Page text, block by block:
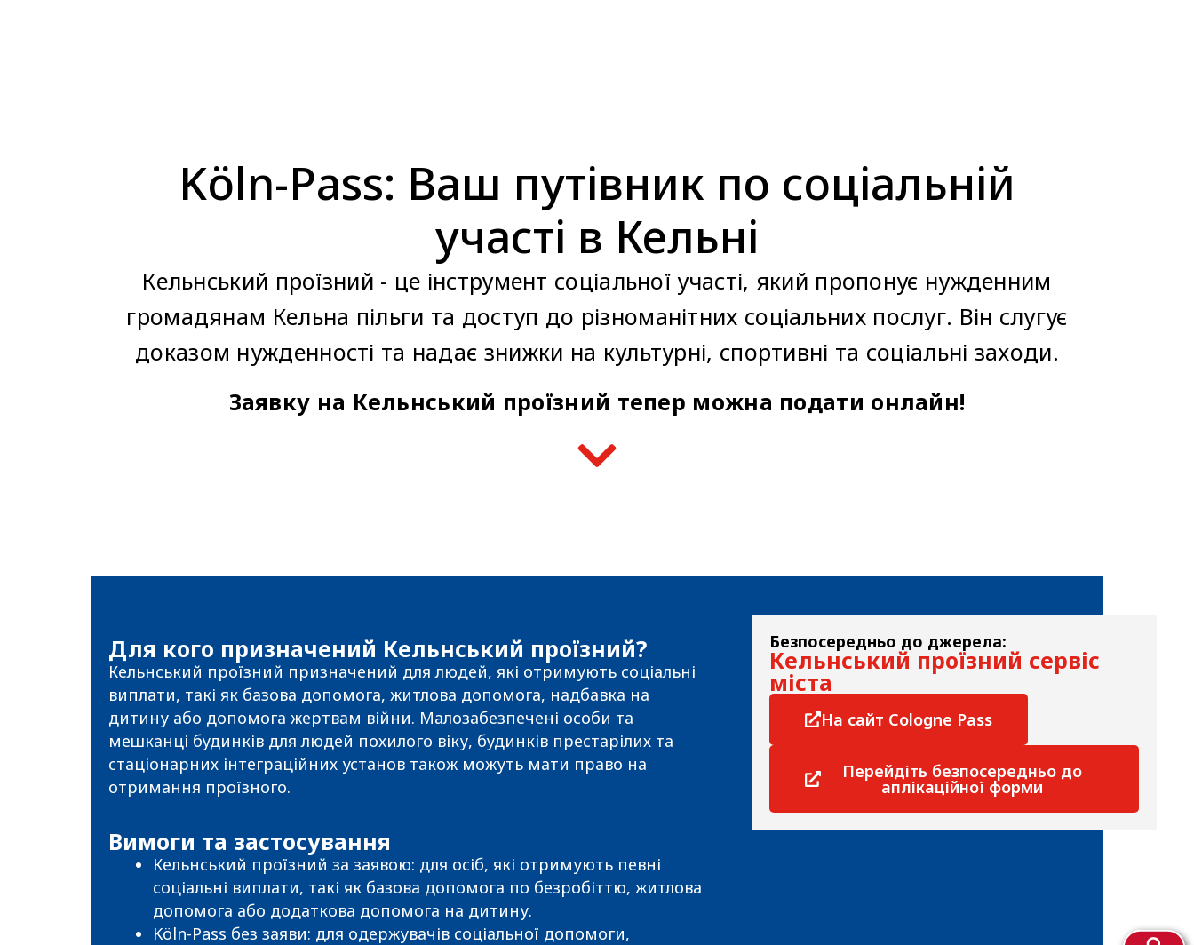
Köln-Pass: Ваш путівник по соціальній
участі в Кельні
Кельнський проїзний - це інструмент соціальної участі, який пропонує нужденним
громадянам Кельна пільги та доступ до різноманітних соціальних послуг. Він слугує
доказом нужденності та надає знижки на культурні, спортивні та соціальні заходи.
Заявку на Кельнський проїзний тепер можна подати онлайн!
Для кого призначений Кельнський проїзний?
Кельнський проїзний призначений для людей, які отримують соціальні
виплати, такі як базова допомога, житлова допомога, надбавка на
дитину або допомога жертвам війни. Малозабезпечені особи та
мешканці будинків для людей похилого віку, будинків престарілих та
стаціонарних інтеграційних установ також можуть мати право на
отримання проїзного.
Вимоги та застосування
Кельнський проїзний за заявою: для осіб, які отримують певні
соціальні виплати, такі як базова допомога по безробіттю, житлова
допомога або додаткова допомога на дитину.
Köln-Pass без заяви: для одержувачів соціальної допомоги,
Безпосередньо до джерела:
Кельнський проїзний сервіс
міста
На сайт Cologne Pass
Перейдіть безпосередньо до
аплікаційної форми